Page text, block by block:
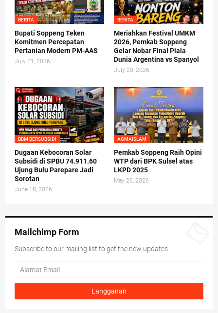
BERITA
Bupati Soppeng Teken
Komitmen Percepatan
Pertanian Modern PM-AAS
July 21, 2026
BERITA
Meriahkan Festival UMKM
2026, Pemkab Soppeng
Gelar Nobar Final Piala
Dunia Argentina vs Spanyol
July 20, 2026
BBM BERSUBSIDI
Dugaan Kebocoran Solar
Subsidi di SPBU 74.911.60
Ujung Bulu Parepare Jadi
Sorotan
June 18, 2026
AGMAISLAM
Pemkab Soppeng Raih Opini
WTP dari BPK Sulsel atas
LKPD 2025
May 26, 2026
Mailchimp Form
Subscribe to our mailing list to get the new updates.